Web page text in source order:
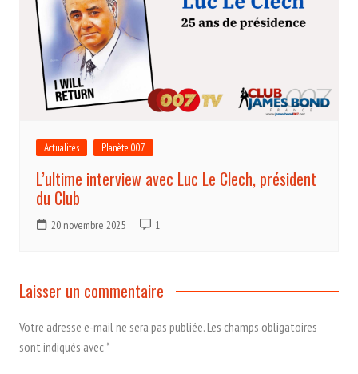
Actualités Planète 007
L’ultime interview avec Luc Le Clech, président
du Club
20 novembre 2025 1
Laisser un commentaire
Votre adresse e-mail ne sera pas publiée.Les champs obligatoires
sont indiqués avec*